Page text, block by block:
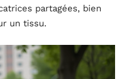
partagées, bien
un tissu.